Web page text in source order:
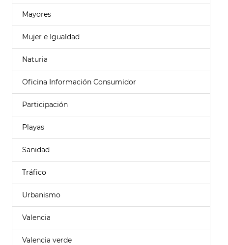
Mayores
Mujer e Igualdad
Naturia
Oficina Información Consumidor
Participación
Playas
Sanidad
Tráfico
Urbanismo
Valencia
Valencia verde